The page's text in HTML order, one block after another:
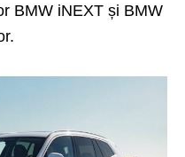
BMW iNEXT și BMW